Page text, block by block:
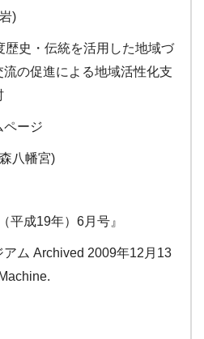
)
歴史・伝統を活用した地域づ
流の促進による地域活性化支
ページ
八幡宮)
平成19年）6月号』
ム Archived 2009年12月13